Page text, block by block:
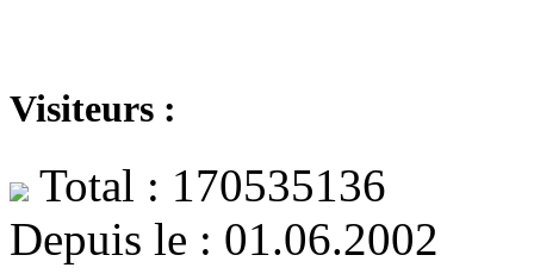
Visiteurs :
Total : 170535136
Depuis le : 01.06.2002